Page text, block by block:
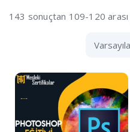
143 sonuçtan 109-120